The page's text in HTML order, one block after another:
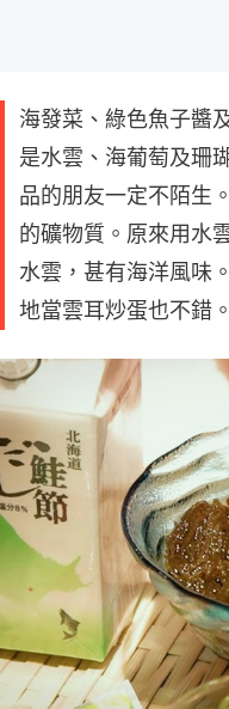
海發菜、綠色魚子醬
是水雲、海葡萄及珊
品的朋友一定不陌生
的礦物質。原來用水
水雲，甚有海洋風味
地當雲耳炒蛋也不錯。